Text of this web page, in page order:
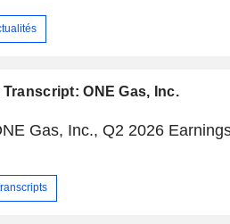
Transcript: ONE Gas, Inc.
Gas, Inc., Q2 2026